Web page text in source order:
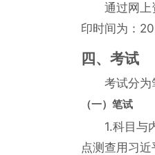
通过网上
印时间为：
四、考试
考试分为
（一）笔试
1.科目与
点测查用习